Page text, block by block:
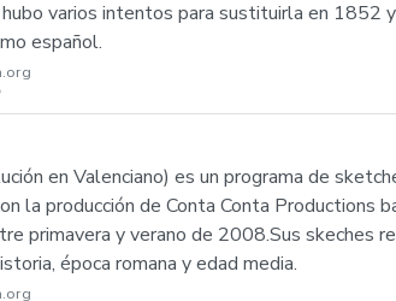
varios intentos para sustituirla en
español.
en Valenciano) es un programa de
la producción de Conta Conta Productions
primavera y verano de 2008.Sus skeches
época romana y edad media.